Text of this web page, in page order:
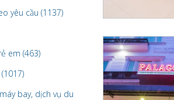
yêu cầu (1137)
em (463)
bay, dịch vụ du